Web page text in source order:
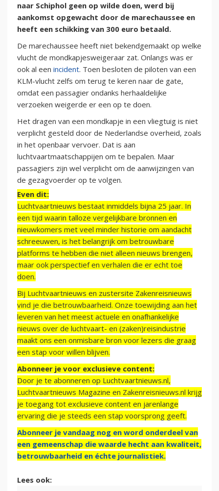
naar Schiphol geen op wilde doen, werd bij
aankomst opgewacht door de marechaussee en
heeft een schikking van 300 euro betaald.
De marechaussee heeft niet bekendgemaakt op welke
vlucht de mondkapjesweigeraar zat. Onlangs was er
ook al een incident. Toen besloten de piloten van een
KLM-vlucht zelfs om terug te keren naar de gate,
omdat een passagier ondanks herhaaldelijke
verzoeken weigerde er een op te doen.
Het dragen van een mondkapje in een vliegtuig is niet
verplicht gesteld door de Nederlandse overheid, zoals
in het openbaar vervoer. Dat is aan
luchtvaartmaatschappijen om te bepalen. Maar
passagiers zijn wel verplicht om de aanwijzingen van
de gezagvoerder op te volgen.
Even dit:
Luchtvaartnieuws bestaat inmiddels bijna 25 jaar. In
een tijd waarin talloze vergelijkbare bronnen en
nieuwkomers met veel minder historie om aandacht
schreeuwen, is het belangrijk om betrouwbare
platforms te hebben die niet alleen nieuws brengen,
maar ook perspectief en verhalen die er echt toe
doen.
Bij Luchtvaartnieuws en zustersite Zakenreisnieuws
vind je die betrouwbaarheid. Onze toewijding aan het
leveren van het meest actuele en onafhankelijke
nieuws over de luchtvaart- en (zaken)reisindustrie
maakt ons een onmisbare bron voor lezers die graag
een stap voor willen blijven.
Abonneer je voor exclusieve content:
Door je te abonneren op Luchtvaartnieuws.nl,
Luchtvaartnieuws Magazine en Zakenreisnieuws.nl krijg
je toegang tot exclusieve content en jarenlange
ervaring die je steeds een stap voorsprong geeft.
Abonneer je vandaag nog en word onderdeel van
een gemeenschap die waarde hecht aan kwaliteit,
betrouwbaarheid en échte journalistiek.
Lees ook: